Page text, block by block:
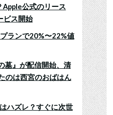
Apple公式のリース
ビス開始
ランで20%〜22%値
墓』が配信開始、清
のは西宮のおばはん
ハズレ？すぐに次世